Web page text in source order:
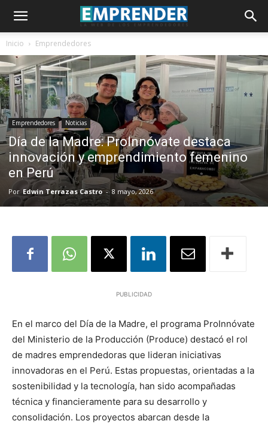
Inicio Emprendedores
Emprendedores Noticias
Día de la Madre: ProInnóvate destaca
innovación y emprendimiento femenino
en Perú
Por Edwin Terrazas Castro - 8 mayo, 2026
PUBLICIDAD
En el marco del Día de la Madre, el programa ProInnóvate
del Ministerio de la Producción (Produce) destacó el rol
de madres emprendedoras que lideran iniciativas
innovadoras en el Perú. Estas propuestas, orientadas a la
sostenibilidad y la tecnología, han sido acompañadas
técnica y financieramente para su desarrollo y
consolidación. Los proyectos abarcan desde la